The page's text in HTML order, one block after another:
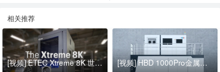
相关推荐
[视频] ETEC Xtreme 8K 世界上最大尺寸的生产级 DLP 3D打印机 [视频] HBD 1000Pro金属增材制造系统：实现无缝大批量工业生产